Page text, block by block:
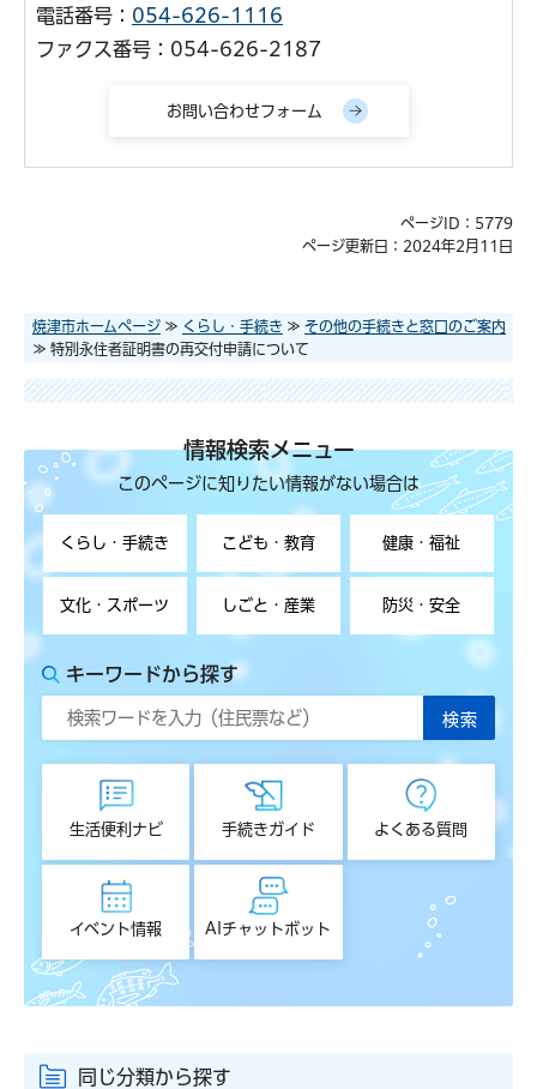
電話番号： 054-626-1116
ファクス番号：054-626-2187
ページID：5779
ページ更新日：2024年2月11日
焼津市ホームページ ≫ くらし・手続き ≫ その他の手続きと窓口のご案内
≫ 特別永住者証明書の再交付申請について
情報検索メニュー
このページに知りたい情報がない場合は
くらし・手続き こども・教育 健康・福祉
文化・スポーツ しごと・産業 防災・安全
キーワードから探す
生活便利ナビ 手続きガイド よくある質問
イベント情報 AIチャットボット
同じ分類から探す